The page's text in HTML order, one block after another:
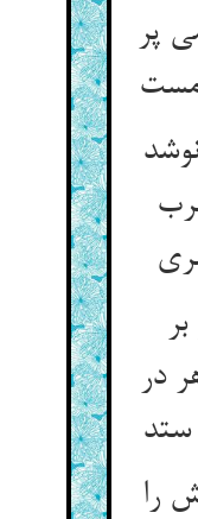
پر
در
ستد
را